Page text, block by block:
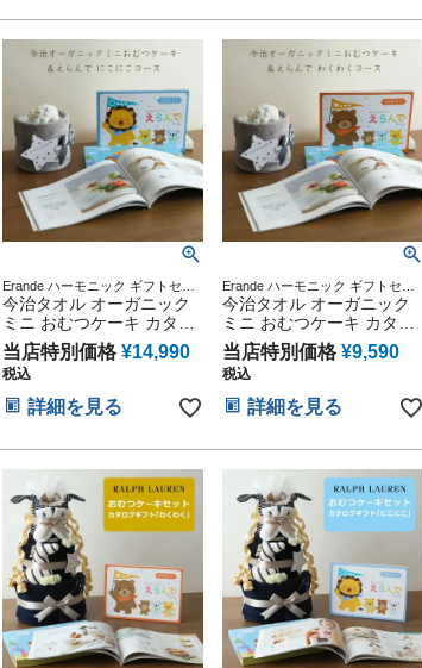
スマス ハロウィン バレン
タイン 七五三 初節句 子供
の日 ギフトセット 人気 端
お父さん お母さん クリス
マス ハロウィン バレンタ
イン 七五三 初節句 子供の
Erande ハーモニック ギフトセッ
ト プレゼント ラッピング メッセ
ージカード
今治タオル オーガニック
ミニ おむつケーキ カタロ
グギフト Erande えらんで
にこにこ 10000円コース
ハーモニック 出産祝い プ
レゼント 思い出 赤ちゃん
子供 出産 ベイビー お父さ
ロウィン バレンタイン 七
五三 初節句 子供の日 ギフ
トセット 人気 端午の節句
ひな祭り 男の子 女の子
当店特別価格 ¥14,990
税込
詳細を見る
Erande ハーモニック ギフトセッ
ト プレゼント ラッピング メッセ
ージカード
今治タオル オーガニック
ミニ おむつケーキ カタロ
グギフト Erande えらんで
わくわく 5000円コース ハ
ーモニック 出産祝い プレ
ゼント 思い出 赤ちゃん 子
供 出産 ベイビー お父さん
ウィン バレンタイン 七五
三 初節句 子供の日 ギフト
セット 人気 端午の節句 ひ
な祭り 男の子 女の子
当店特別価格 ¥9,590
税込
詳細を見る